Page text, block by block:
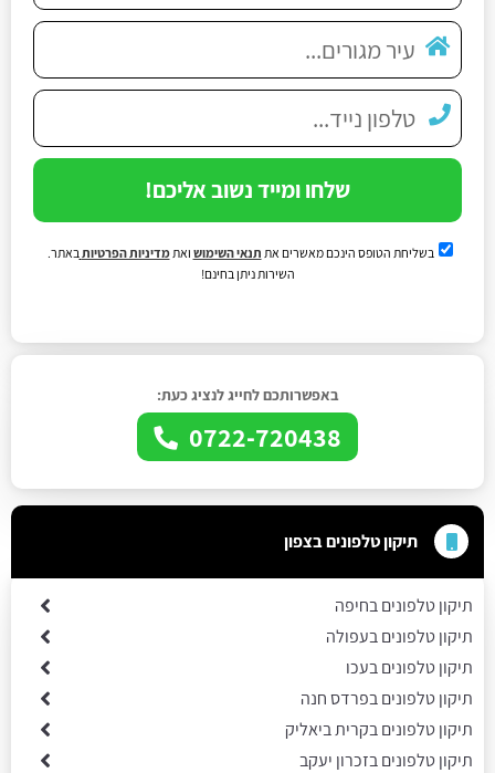
שלחו ומייד נשוב אליכם!
בשליחת הטופס הינכם מאשרים את תנאי השימוש ואתמדיניות הפרטיות באתר.
השירות ניתן בחינם!
באפשרותכם לחייג לנציג כעת:
0722-720438
תיקון טלפונים בצפון
תיקון טלפונים בחיפה
תיקון טלפונים בעפולה
תיקון טלפונים בעכו
תיקון טלפונים בפרדס חנה
תיקון טלפונים בקרית ביאליק
תיקון טלפונים בזכרון יעקב